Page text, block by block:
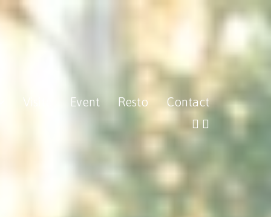
Visite Event Resto Contact